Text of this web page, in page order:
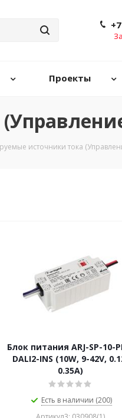
Проекты
источники тока
Блок питания ARJ-SP-10-
DALI2-INS (10W, 9-42V,
0.35A)
Есть в наличии (200)